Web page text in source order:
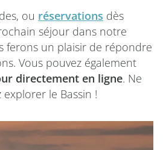
ou réservations dès
séjour dans notre
ferons un plaisir de répondre
Vous pouvez également
directement en ligne. Ne
le Bassin !